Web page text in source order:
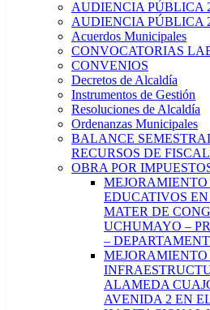
AUDIENCIA PÚBLICA
AUDIENCIA PÚBLICA
Acuerdos Municipales
CONVOCATORIAS
CONVENIOS
Decretos de Alcaldía
Instrumentos de Gestión
Resoluciones de Alcaldía
Ordenanzas Municipales
BALANCE
RECURSOS DE
OBRA POR
MEJORAMIENTO
EDUCATIVOS
MATER DE
UCHUMAYO –
–
ALAMEDA
AVENIDA 2 EN